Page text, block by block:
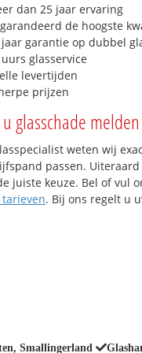
dan 25 jaar ervaring
de hoogste
jaar garantie op dubbel
uurs glasservice
levertijden
prijzen
glasschade
weten wij
passen.
juiste keuze. Bel of vul
. Bij ons regelt u
Smallingerland